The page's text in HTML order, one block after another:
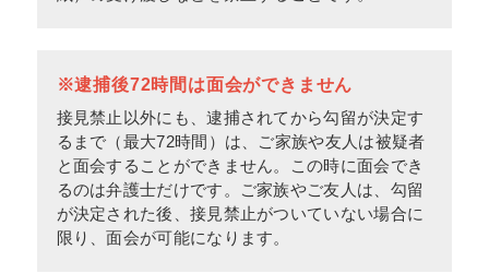
※逮捕後72時間は面会ができません
接見禁止以外にも、逮捕されてから勾留が決定す
るまで（最大72時間）は、ご家族や友人は被疑者
と面会することができません。この時に面会でき
るのは弁護士だけです。ご家族やご友人は、勾留
が決定された後、接見禁止がついていない場合に
限り、面会が可能になります。